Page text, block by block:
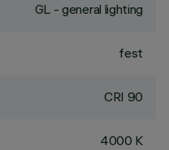
GL - general lighting
fest
CRI 90
4000 K